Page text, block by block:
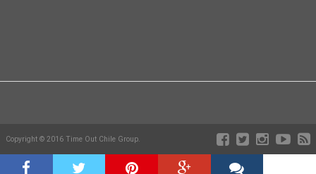
Copyright © 2016 Time Out Chile Group.